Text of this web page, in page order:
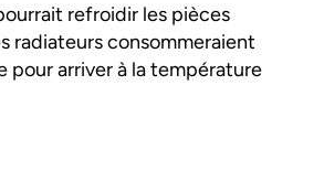
refroidir les pièces
radiateurs consommeraient
pour arriver à la température